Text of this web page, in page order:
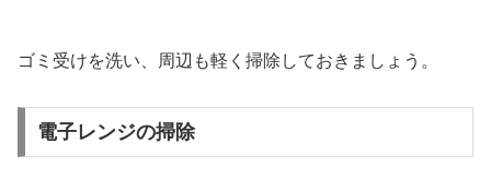
ゴミ受けを洗い、周辺も軽く掃除しておきましょう。
電子レンジの掃除